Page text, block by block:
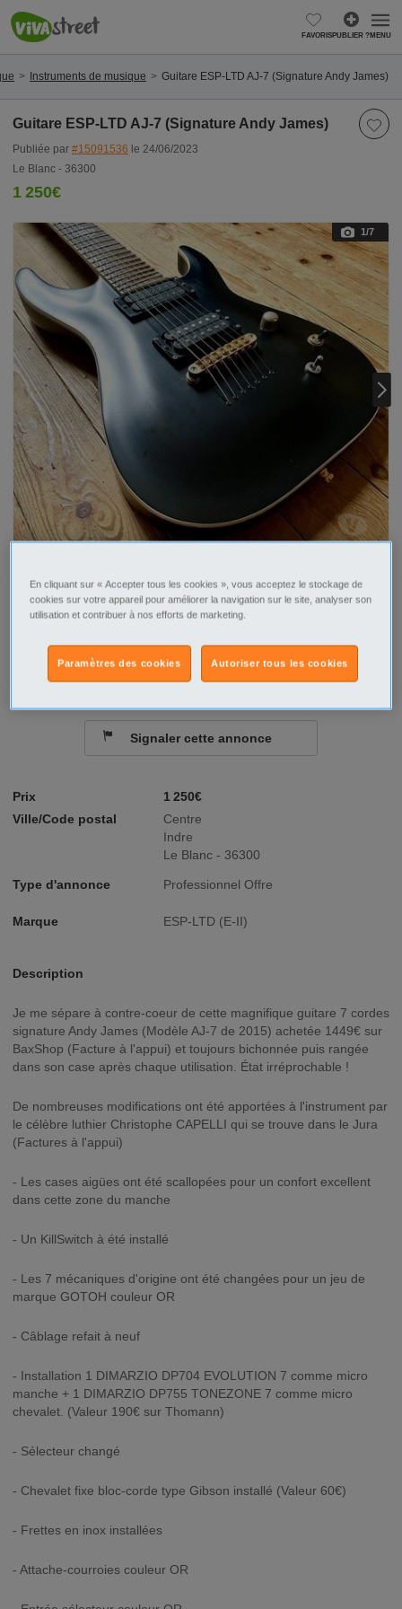
FAVORISPUBLIER ?MENU
Instruments de musique Guitare ESP-LTD AJ-7 (Signature Andy James)
Guitare ESP-LTD AJ-7 (Signature Andy James)
Publiée par #15091536 le 24/06/2023
Le Blanc - 36300
1 250€
1/7
Prix
1 250€
Ville/Code postal
Centre
Indre
Le Blanc - 36300
Type d'annonce Professionnel Offre
Marque ESP-LTD (E-II)
Description
Je me sépare à contre-coeur de cette magnifique guitare 7 cordes
signature Andy James (Modèle AJ-7 de 2015) achetée 1449€ sur
BaxShop (Facture à l'appui) et toujours bichonnée puis rangée
dans son case après chaque utilisation. État irréprochable !
De nombreuses modifications ont été apportées à l'instrument par
le célèbre luthier Christophe CAPELLI qui se trouve dans le Jura
(Factures à l'appui)
- Les cases aigües ont été scallopées pour un confort excellent
dans cette zone du manche
- Un KillSwitch à été installé
- Les 7 mécaniques d'origine ont été changées pour un jeu de
marque GOTOH couleur OR
- Câblage refait à neuf
- Installation 1 DIMARZIO DP704 EVOLUTION 7 comme micro
manche + 1 DIMARZIO DP755 TONEZONE 7 comme micro
chevalet. (Valeur 190€ sur Thomann)
- Sélecteur changé
- Chevalet fixe bloc-corde type Gibson installé (Valeur 60€)
- Frettes en inox installées
- Attache-courroies couleur OR
Tel Sms
Contacter par email
Signaler cette annonce
En cliquant sur « Accepter tous les cookies », vous acceptez le stockage de
cookies sur votre appareil pour améliorer la navigation sur le site, analyser son
utilisation et contribuer à nos efforts de marketing.
Autoriser tous les cookies
Paramètres des cookies